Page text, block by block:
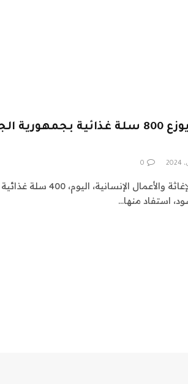
«سلمان للإغاثة» يوزع 800 سلة غذائية
0
وزع مركز الملك سلمان للإغاثة
استفاد منها…